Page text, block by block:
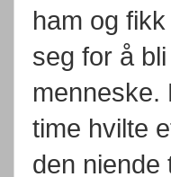
ham og
seg for å
menneske.
time hvilte
den niende